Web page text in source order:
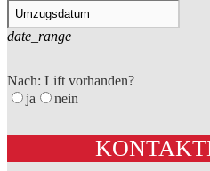
date_range
Nach: Lift vorhanden?
ja
nein